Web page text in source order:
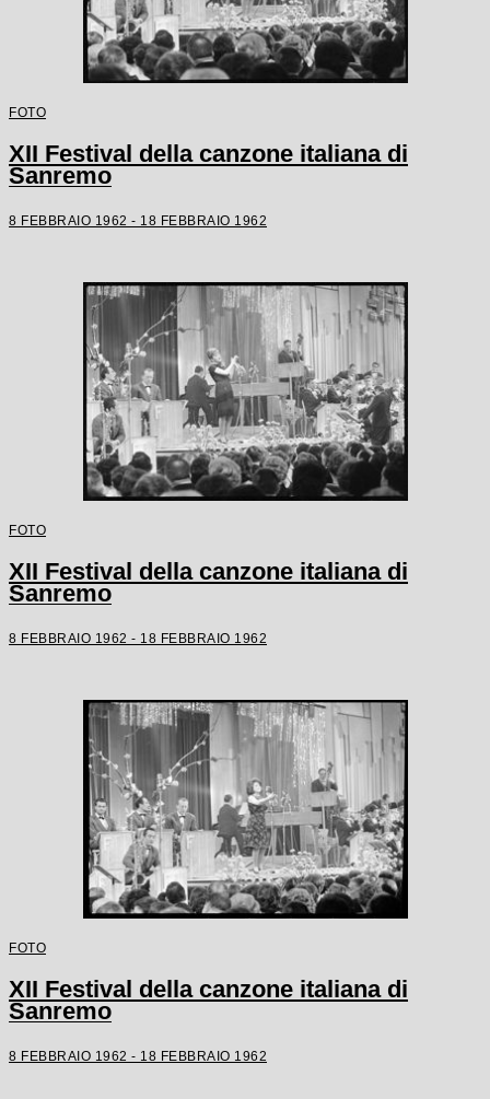
FOTO
XII Festival della canzone italiana di
Sanremo
8 FEBBRAIO 1962 - 18 FEBBRAIO 1962
FOTO
XII Festival della canzone italiana di
Sanremo
8 FEBBRAIO 1962 - 18 FEBBRAIO 1962
FOTO
XII Festival della canzone italiana di
Sanremo
8 FEBBRAIO 1962 - 18 FEBBRAIO 1962